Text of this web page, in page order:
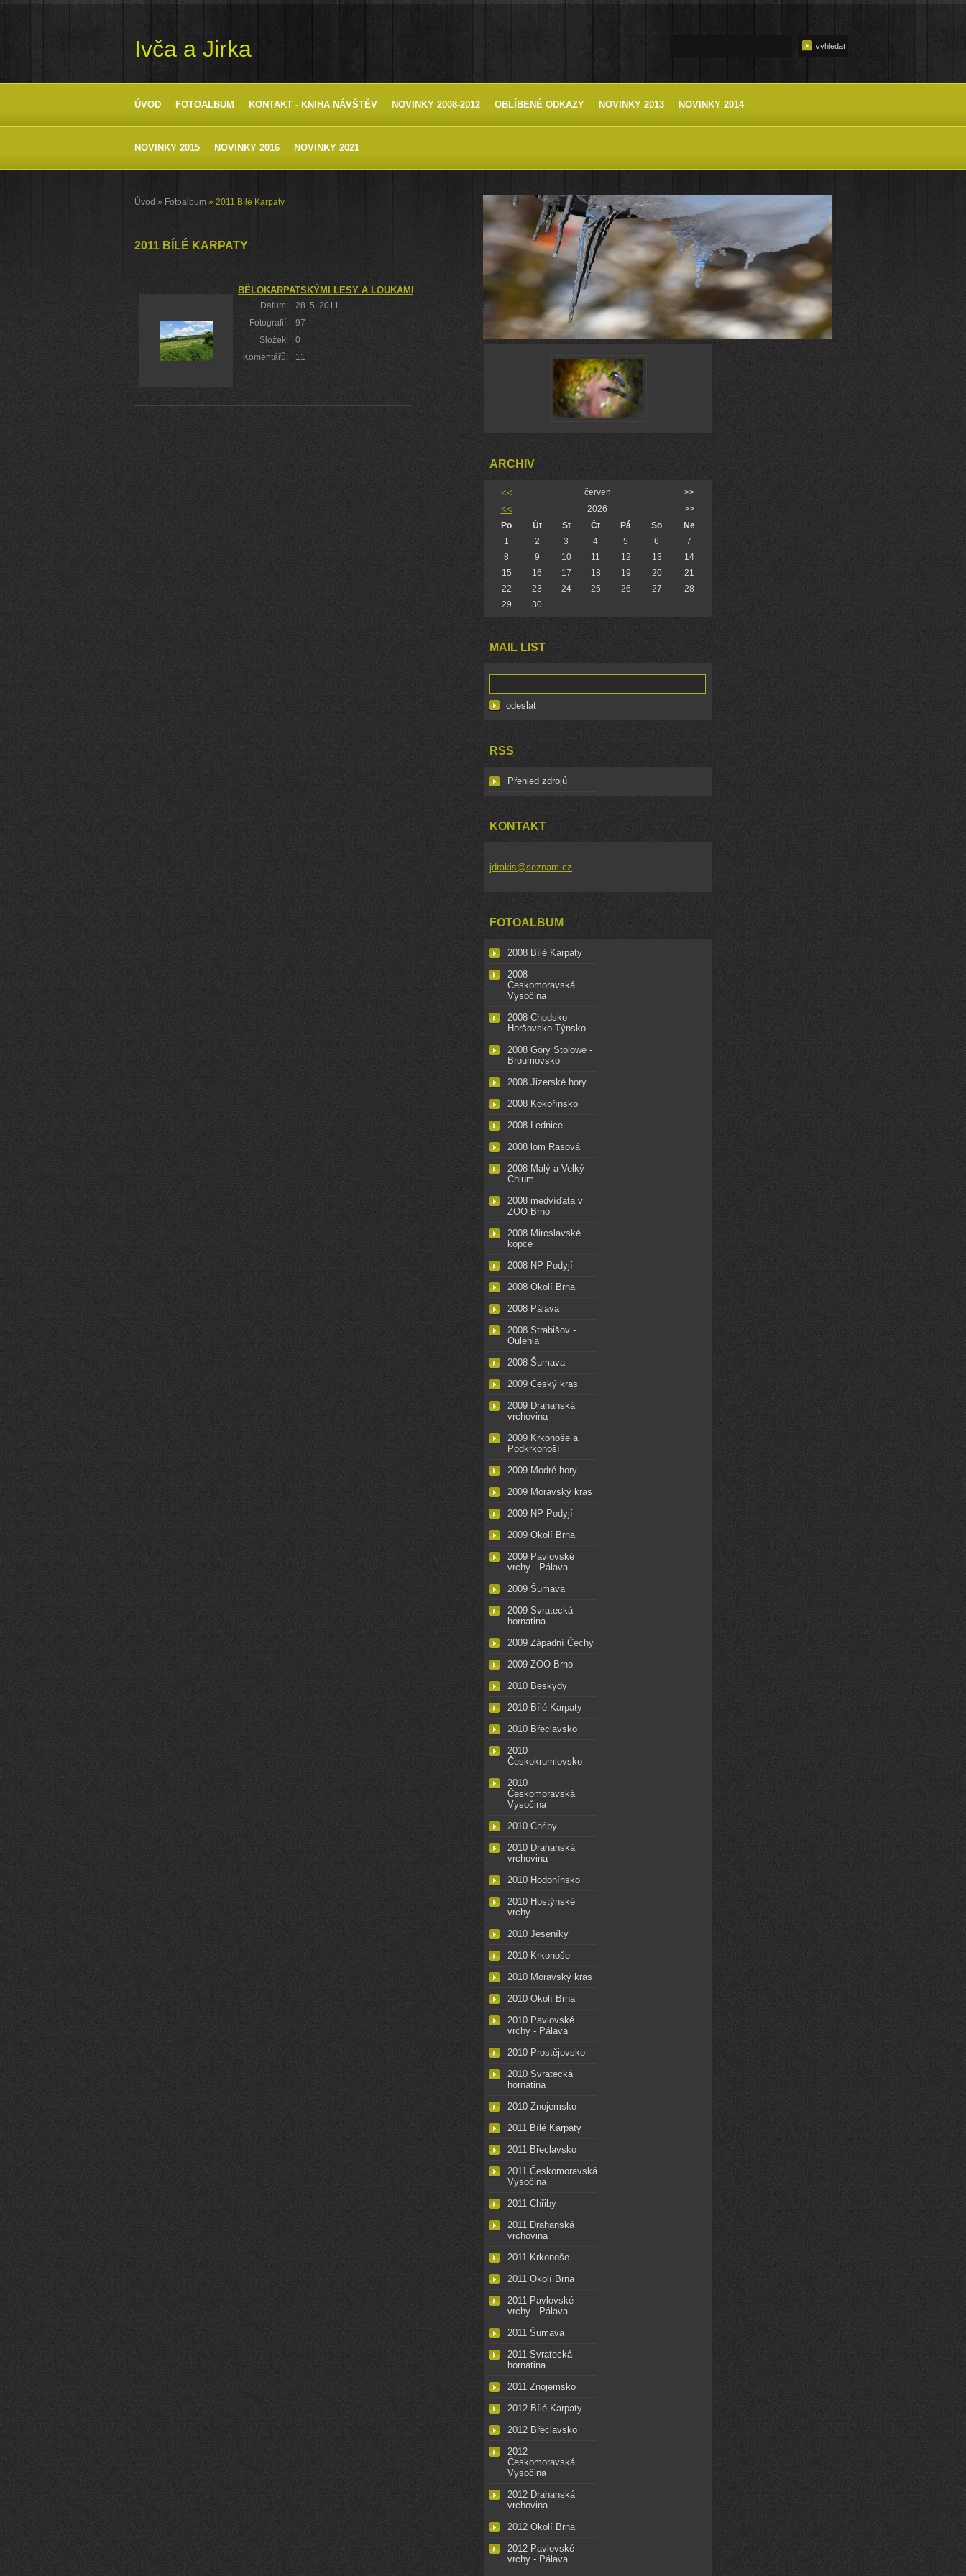
Ivča a Jirka
ÚVOD FOTOALBUM KONTAKT - KNIHA NÁVŠTĚV NOVINKY 2008-2012 OBLÍBENÉ ODKAZY NOVINKY 2013 NOVINKY 2014
NOVINKY 2015 NOVINKY 2016 NOVINKY 2021
Úvod » Fotoalbum » 2011 Bílé Karpaty
2011 BÍLÉ KARPATY
BĚLOKARPATSKÝMI LESY A LOUKAMI MEZI HORNÍM NĚMČÍM, STRÁNÍM A JAVOŘINOU
Datum:
28. 5. 2011
Fotografií:
97
Složek:
0
Komentářů:
11
ARCHIV
<< červen >>
<< 2026
>>
Po
Út St Čt Pá So
Ne
1
2 3 4 5 6
7
8
9 10 11 12 13
14
15
16 17 18 19 20
21
22
23 24 25 26 27
28
29
30
MAIL LIST
RSS
Přehled zdrojů
KONTAKT
jdrakis@seznam.cz
FOTOALBUM
2008 Bílé Karpaty
2008
Českomoravská
Vysočina
2008 Chodsko -
Horšovsko-Týnsko
2008 Góry Stolowe -
Broumovsko
2008 Jizerské hory
2008 Kokořínsko
2008 Lednice
2008 lom Rasová
2008 Malý a Velký
Chlum
2008 medvíďata v
ZOO Brno
2008 Miroslavské
kopce
2008 NP Podyjí
2008 Okolí Brna
2008 Pálava
2008 Strabišov -
Oulehla
2008 Šumava
2009 Český kras
2009 Drahanská
vrchovina
2009 Krkonoše a
Podkrkonoší
2009 Modré hory
2009 Moravský kras
2009 NP Podyjí
2009 Okolí Brna
2009 Pavlovské
vrchy - Pálava
2009 Šumava
2009 Svratecká
hornatina
2009 Západní Čechy
2009 ZOO Brno
2010 Beskydy
2010 Bílé Karpaty
2010 Břeclavsko
2010
Českokrumlovsko
2010
Českomoravská
Vysočina
2010 Chřiby
2010 Drahanská
vrchovina
2010 Hodonínsko
2010 Hostýnské
vrchy
2010 Jeseníky
2010 Krkonoše
2010 Moravský kras
2010 Okolí Brna
2010 Pavlovské
vrchy - Pálava
2010 Prostějovsko
2010 Svratecká
hornatina
2010 Znojemsko
2011 Bílé Karpaty
2011 Břeclavsko
2011 Českomoravská
Vysočina
2011 Chřiby
2011 Drahanská
vrchovina
2011 Krkonoše
2011 Okolí Brna
2011 Pavlovské
vrchy - Pálava
2011 Šumava
2011 Svratecká
hornatina
2011 Znojemsko
2012 Bílé Karpaty
2012 Břeclavsko
2012
Českomoravská
Vysočina
2012 Drahanská
vrchovina
2012 Okolí Brna
2012 Pavlovské
vrchy - Pálava